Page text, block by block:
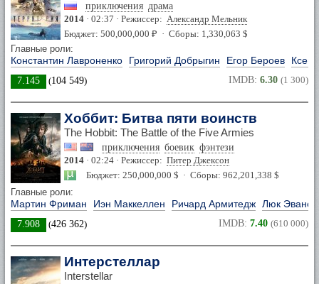
приключения драма
2014 · 02:37 · Режиссер: Александр Мельник
Бюджет: 500,000,000 ₽ · Сборы: 1,330,063 $
Главные роли:
Константин Лавроненко Григорий Добрыгин Егор Бероев
7.145 (104 549) IMDB: 6.30 (1 300)
Хоббит: Битва пяти воинств
The Hobbit: The Battle of the Five Armies
приключения боевик фэнтези
2014 · 02:24 · Режиссер: Питер Джексон
Бюджет: 250,000,000 $ · Сборы: 962,201,338 $
Главные роли:
Мартин Фриман Иэн Маккеллен Ричард Армитедж Люк Эванс
7.908 (426 362) IMDB: 7.40 (610 000)
Интерстеллар
Interstellar